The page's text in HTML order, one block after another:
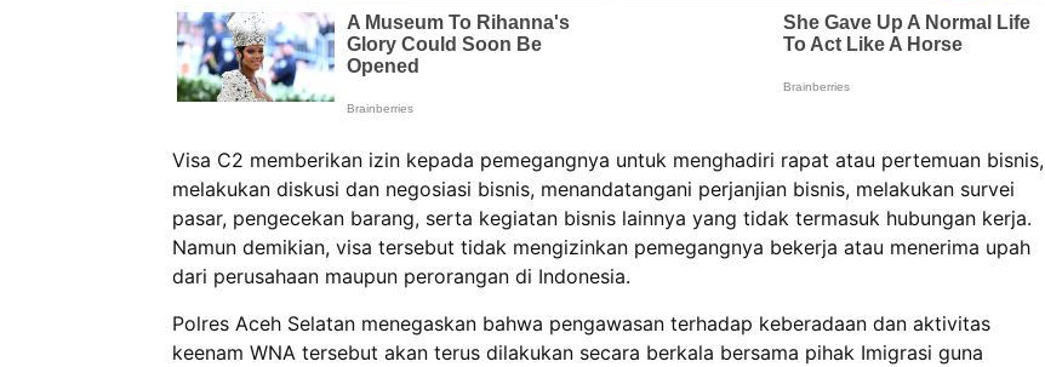
Visa C2 memberikan izin kepada pemegangnya untuk menghadiri rapat atau pertemuan bisnis,
melakukan diskusi dan negosiasi bisnis, menandatangani perjanjian bisnis, melakukan survei
pasar, pengecekan barang, serta kegiatan bisnis lainnya yang tidak termasuk hubungan kerja.
Namun demikian, visa tersebut tidak mengizinkan pemegangnya bekerja atau menerima upah
dari perusahaan maupun perorangan di Indonesia.
Polres Aceh Selatan menegaskan bahwa pengawasan terhadap keberadaan dan aktivitas
keenam WNA tersebut akan terus dilakukan secara berkala bersama pihak Imigrasi guna